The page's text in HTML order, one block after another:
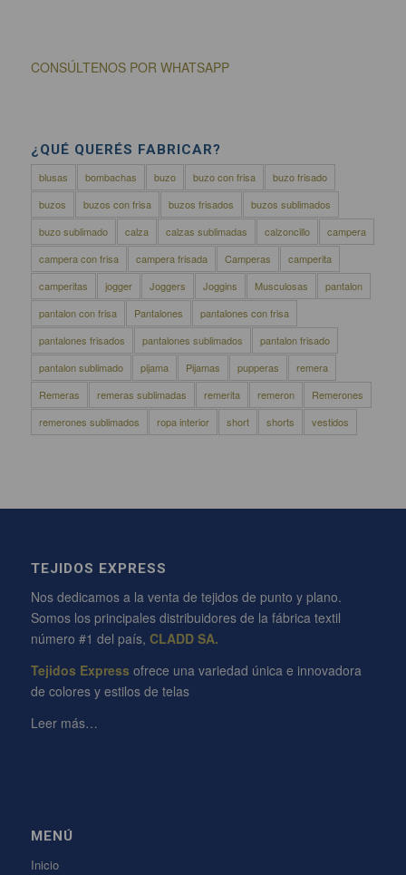
CONSÚLTENOS POR WHATSAPP
¿QUÉ QUERÉS FABRICAR?
blusas bombachas buzo buzo con frisa
buzo frisado
buzos
buzos con frisa buzos frisados
buzos sublimados
buzo sublimado
calza calzas sublimadas calzoncillo
campera
campera con frisa
campera frisada Camperas
camperita
camperitas
jogger Joggers Joggins Musculosas
pantalon
pantalon con frisa
Pantalones
pantalones con frisa
pantalones frisados
pantalones sublimados
pantalon frisado
pantalon sublimado
pijama Pijamas pupperas
remera
Remeras
remeras sublimadas remerita remeron
Remerones
remerones sublimados
ropa interior short shorts vestidos
TEJIDOS EXPRESS
Nos dedicamos a la venta de tejidos de punto y plano.
Somos los principales distribuidores de la fábrica textil
número #1 del país, CLADD SA.
Tejidos Express ofrece una variedad única e innovadora
de colores y estilos de telas
Leer más…
MENÚ
Inicio